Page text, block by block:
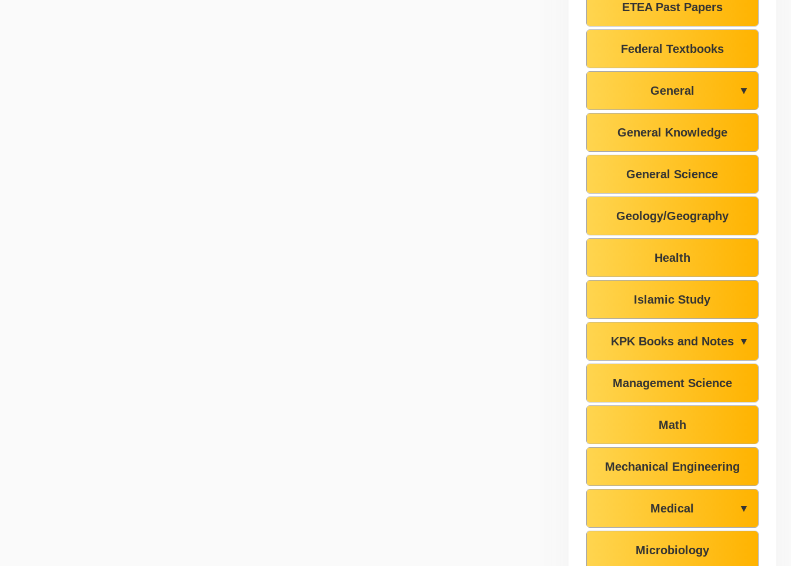
ETEA Past Papers
Federal Textbooks
General ▼
General Knowledge
General Science
Geology/Geography
Health
Islamic Study
KPK Books and Notes ▼
Management Science
Math
Mechanical Engineering
Medical ▼
Microbiology